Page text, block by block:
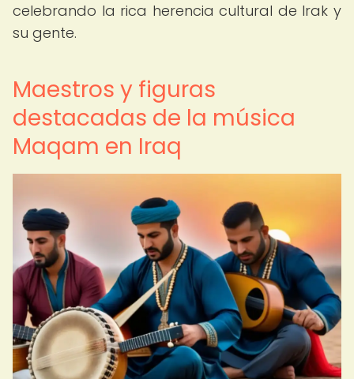
celebrando la rica herencia cultural de Irak y
su gente.
Maestros y figuras
destacadas de la música
Maqam en Iraq